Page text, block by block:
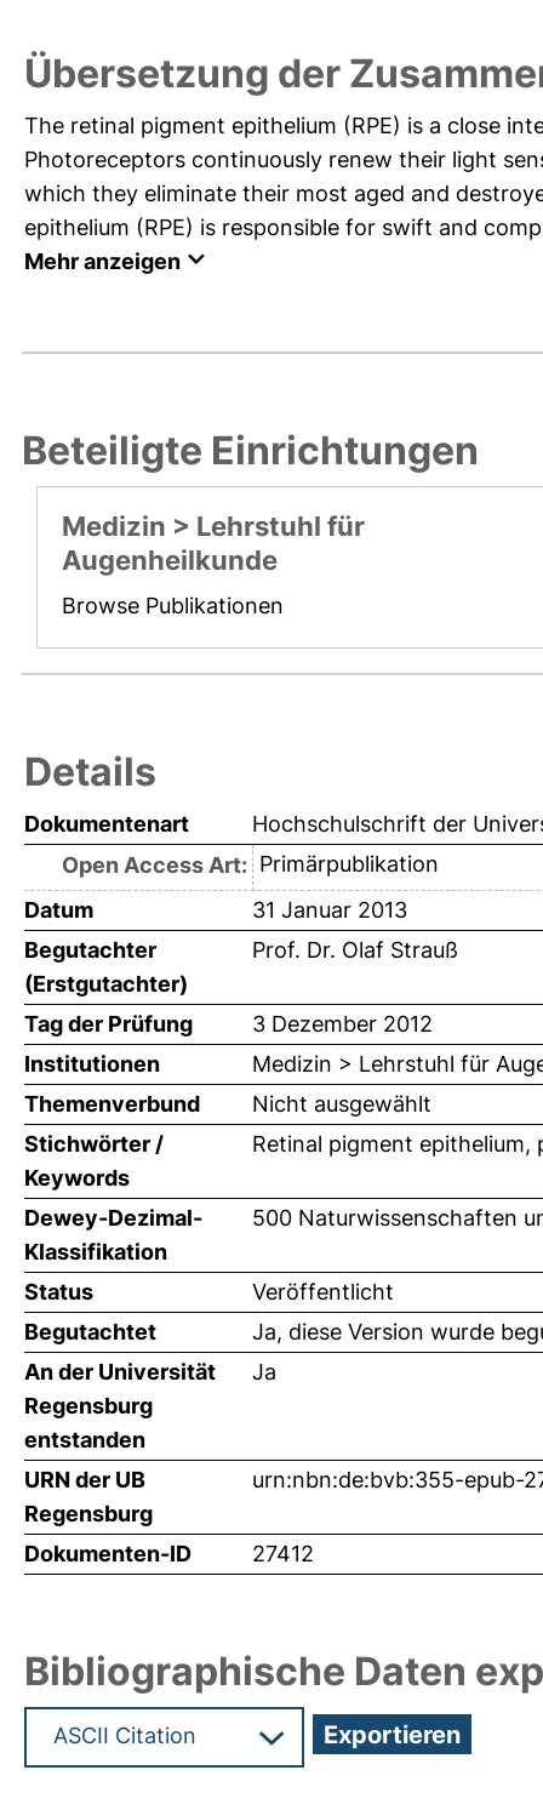
Übersetzung der
The retinal pigment epithelium (RPE) is a close
Photoreceptors continuously renew their light
which they eliminate their most aged and
epithelium (RPE) is responsible for swift and
Mehr anzeigen
Beteiligte Einrichtungen
Medizin > Lehrstuhl für
Augenheilkunde
Browse Publikationen
Details
Dokumentenart
Hochschulschrift der
Open Access Art: Primärpublikation
Datum
31 Januar 2013
Begutachter
(Erstgutachter)
Prof. Dr. Olaf Strauß
Tag der Prüfung
3 Dezember 2012
Institutionen
Medizin > Lehrstuhl für
Themenverbund
Nicht ausgewählt
Stichwörter /
Keywords
Retinal pigment
Dewey-Dezimal-
Klassifikation
500 Naturwissenschaften
Status
Veröffentlicht
Begutachtet
Ja, diese Version wurde
An der Universität
Regensburg
entstanden
Ja
URN der UB
Regensburg
urn:nbn:de:bvb:355-epub-
Dokumenten-ID 27412
Bibliographische Daten